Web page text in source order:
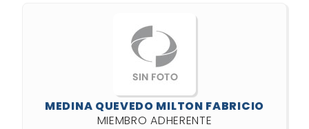
MEDINA QUEVEDO MILTON FABRICIO
MIEMBRO ADHERENTE